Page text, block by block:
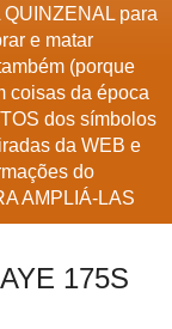
para
e matar
(porque
coisas da época
dos símbolos
da WEB e
do
AMPLIÁ-LAS
175S